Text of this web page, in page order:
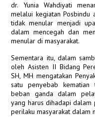
dr. Yunia Wahdiyati
melalui kegiatan Posbindu
tidak menular menjadi
dalam mencegah dan
menular di masyarakat.
Sementara itu, dalam
oleh Asisten II Bidang
SH, MH mengatakan
satu penyebab
beban ganda dalam
yang harus dihadapi dalam
perilaku masyarakat dalam